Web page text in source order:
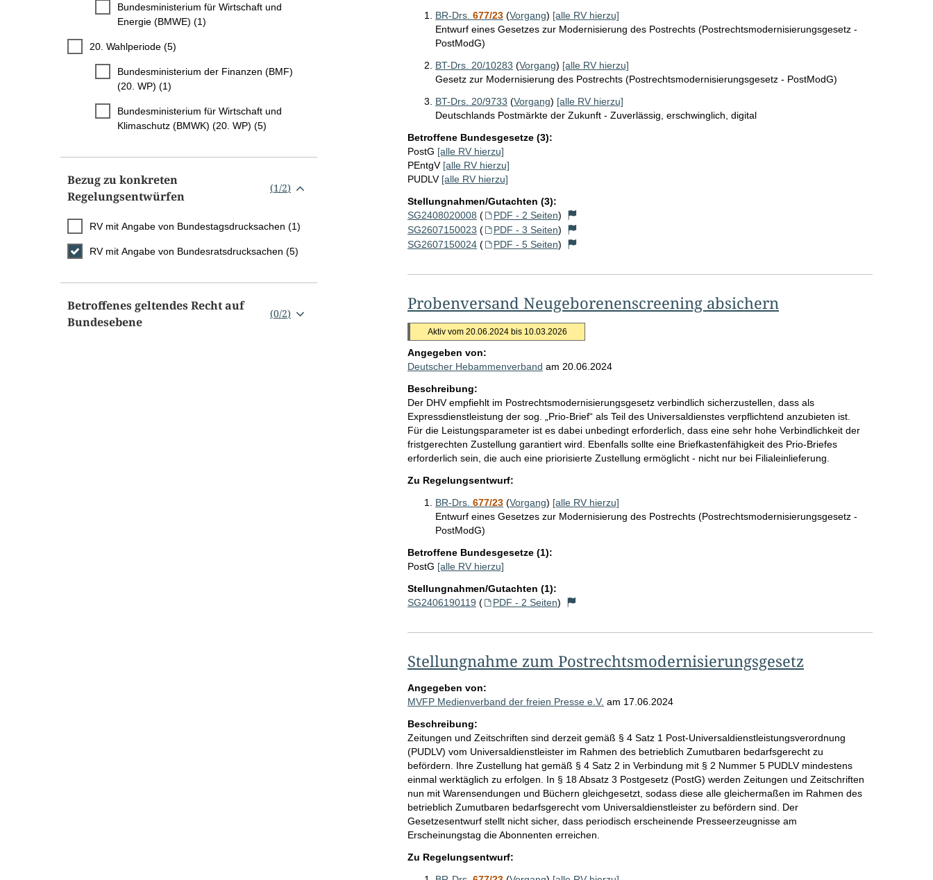
Bundesministerium für Wirtschaft und
Energie (BMWE) (1)
20. Wahlperiode (5)
Bundesministerium der Finanzen (BMF)
(20. WP) (1)
Bundesministerium für Wirtschaft und
Klimaschutz (BMWK) (20. WP) (5)
Bezug zu konkreten
Regelungsentwürfen
(1/2)
RV mit Angabe von Bundestagsdrucksachen (1)
RV mit Angabe von Bundesratsdrucksachen (5)
Betroffenes geltendes Recht auf
Bundesebene
(0/2)
BR-Drs. 677/23(Vorgang) [alle RV hierzu]
Entwurf eines Gesetzes zur Modernisierung des Postrechts (Postrechtsmodernisierungsgesetz -
PostModG)
BT-Drs. 20/10283 (Vorgang) [alle RV hierzu]
Gesetz zur Modernisierung des Postrechts (Postrechtsmodernisierungsgesetz - PostModG)
BT-Drs. 20/9733 (Vorgang) [alle RV hierzu]
Deutschlands Postmärkte der Zukunft - Zuverlässig, erschwinglich, digital
Betroffene Bundesgesetze (3):
PostG [alle RV hierzu]
PEntgV [alle RV hierzu]
PUDLV [alle RV hierzu]
Stellungnahmen/Gutachten (3):
SG2408020008 ( PDF - 2 Seiten)
SG2607150023 ( PDF - 3 Seiten)
SG2607150024( PDF - 5 Seiten)
Probenversand Neugeborenenscreening absichern
Aktiv vom 20.06.2024 bis 10.03.2026
Angegeben von:
Deutscher Hebammenverband am 20.06.2024
Beschreibung:
Der DHV empfiehlt im Postrechtsmodernisierungsgesetz verbindlich sicherzustellen, dass als
Expressdienstleistung der sog. „Prio-Brief“ als Teil des Universaldienstes verpflichtend anzubieten ist.
Für die Leistungsparameter ist es dabei unbedingt erforderlich, dass eine sehr hohe Verbindlichkeit der
fristgerechten Zustellung garantiert wird. Ebenfalls sollte eine Briefkastenfähigkeit des Prio-Briefes
erforderlich sein, die auch eine priorisierte Zustellung ermöglicht - nicht nur bei Filialeinlieferung.
Zu Regelungsentwurf:
BR-Drs. 677/23(Vorgang) [alle RV hierzu]
Entwurf eines Gesetzes zur Modernisierung des Postrechts (Postrechtsmodernisierungsgesetz -
PostModG)
Betroffene Bundesgesetze (1):
PostG [alle RV hierzu]
Stellungnahmen/Gutachten (1):
SG2406190119 ( PDF - 2 Seiten)
Stellungnahme zum Postrechtsmodernisierungsgesetz
Angegeben von:
MVFP Medienverband der freien Presse e.V. am 17.06.2024
Beschreibung:
Zeitungen und Zeitschriften sind derzeit gemäß § 4 Satz 1 Post-Universaldienstleistungsverordnung
(PUDLV) vom Universaldienstleister im Rahmen des betrieblich Zumutbaren bedarfsgerecht zu
befördern. Ihre Zustellung hat gemäß § 4 Satz 2 in Verbindung mit § 2 Nummer 5 PUDLV mindestens
einmal werktäglich zu erfolgen. In § 18 Absatz 3 Postgesetz (PostG) werden Zeitungen und Zeitschriften
nun mit Warensendungen und Büchern gleichgesetzt, sodass diese alle gleichermaßen im Rahmen des
betrieblich Zumutbaren bedarfsgerecht vom Universaldienstleister zu befördern sind. Der
Gesetzesentwurf stellt nicht sicher, dass periodisch erscheinende Presseerzeugnisse am
Erscheinungstag die Abonnenten erreichen.
Zu Regelungsentwurf: